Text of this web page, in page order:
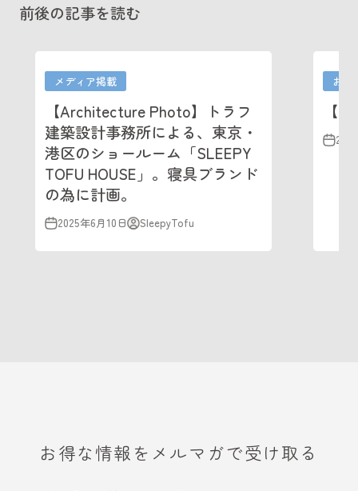
前後の記事を読む
メディア掲載
【Architecture Photo】トラフ
建築設計事務所による、東京・
港区のショールーム「SLEEPY
TOFU HOUSE」。寝具ブランド
の為に計画。
2025年6月10日 SleepyTofu
お知
【
お得な情報をメルマガで受け取る